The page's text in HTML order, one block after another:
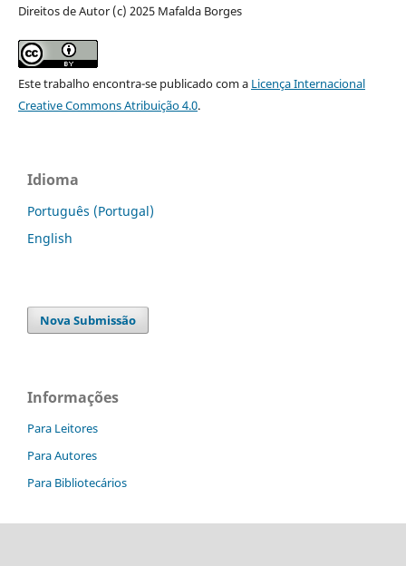
Direitos de Autor (c) 2025 Mafalda Borges
Este trabalho encontra-se publicado com a Licença Internacional
Creative Commons Atribuição 4.0.
Idioma
Português (Portugal)
English
Nova Submissão
Informações
Para Leitores
Para Autores
Para Bibliotecários